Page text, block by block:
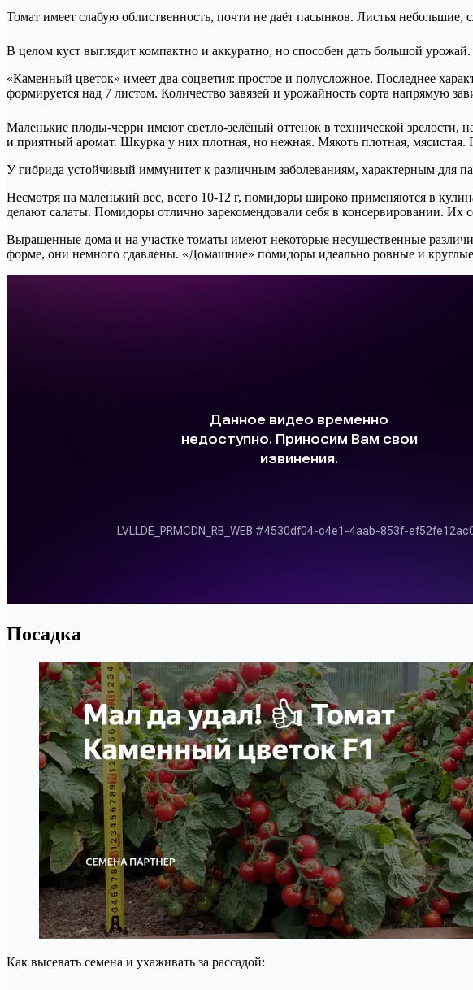
Томат имеет слабую облиственность, почти не даёт пасынков. Листья небольшие,
В целом куст выглядит компактно и аккуратно, но способен дать большой
«Каменный цветок» имеет два соцветия: простое и полусложное. Последнее
формируется над 7 листом. Количество завязей и урожайность сорта напрямую
Маленькие плоды-черри имеют светло-зелёный оттенок в технической
и приятный аромат. Шкурка у них плотная, но нежная. Мякоть плотная,
У гибрида устойчивый иммунитет к различным заболеваниям, характерным для
Несмотря на маленький вес, всего 10-12 г, помидоры широко применяются в
делают салаты. Помидоры отлично зарекомендовали себя в консервировании.
Выращенные дома и на участке томаты имеют некоторые несущественные
форме, они немного сдавлены. «Домашние» помидоры идеально ровные и
Посадка
Как высевать семена и ухаживать за рассадой: